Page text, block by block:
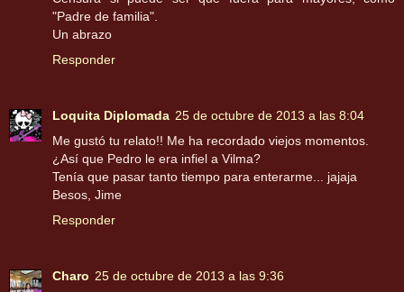
"Padre de familia".
Un abrazo
Responder
Loquita Diplomada 25 de octubre de 2013 a las 8:04
Me gustó tu relato!! Me ha recordado viejos momentos.
¿Así que Pedro le era infiel a Vilma?
Tenía que pasar tanto tiempo para enterarme... jajaja
Besos, Jime
Responder
Charo 25 de octubre de 2013 a las 9:36